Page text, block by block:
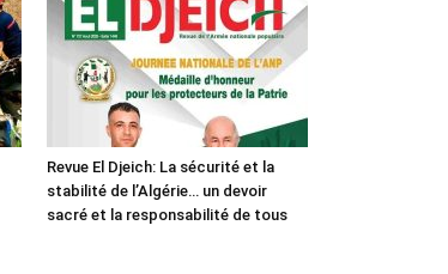
Revue El Djeich: La sécurité et la
stabilité de l’Algérie… un devoir
sacré et la responsabilité de tous